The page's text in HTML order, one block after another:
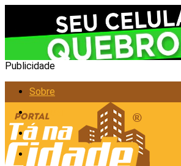
Publicidade
Sobre
Anunciar
Política de Privacidade
Contato